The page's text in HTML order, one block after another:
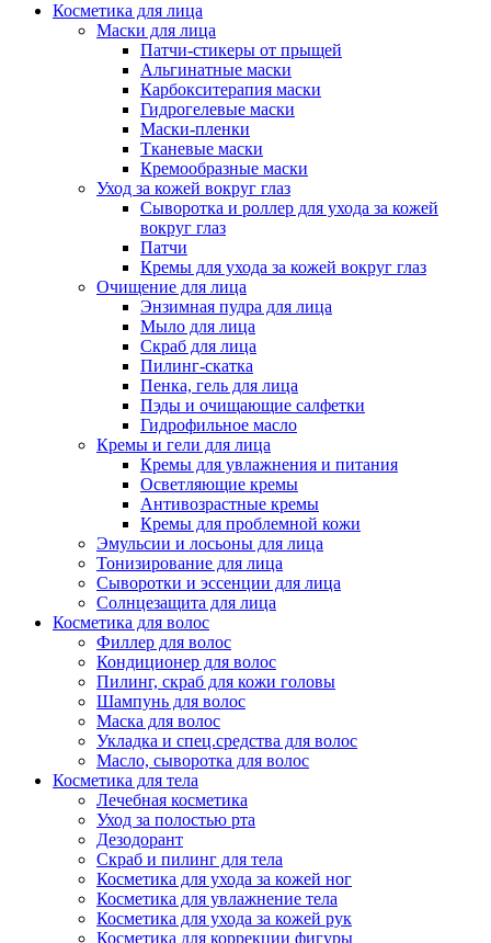
Косметика для лица
Маски для лица
Патчи-стикеры от прыщей
Альгинатные маски
Карбокситерапия маски
Гидрогелевые маски
Маски-пленки
Тканевые маски
Кремообразные маски
Уход за кожей вокруг глаз
Сыворотка и роллер для ухода за кожей
вокруг глаз
Патчи
Кремы для ухода за кожей вокруг глаз
Очищение для лица
Энзимная пудра для лица
Мыло для лица
Скраб для лица
Пилинг-скатка
Пенка, гель для лица
Пэды и очищающие салфетки
Гидрофильное масло
Кремы и гели для лица
Кремы для увлажнения и питания
Осветляющие кремы
Антивозрастные кремы
Кремы для проблемной кожи
Эмульсии и лосьоны для лица
Тонизирование для лица
Сыворотки и эссенции для лица
Солнцезащита для лица
Косметика для волос
Филлер для волос
Кондиционер для волос
Пилинг, скраб для кожи головы
Шампунь для волос
Маска для волос
Укладка и спец.средства для волос
Масло, сыворотка для волос
Косметика для тела
Лечебная косметика
Уход за полостью рта
Дезодорант
Скраб и пилинг для тела
Косметика для ухода за кожей ног
Косметика для увлажнение тела
Косметика для ухода за кожей рук
Косметика для коррекции фигуры